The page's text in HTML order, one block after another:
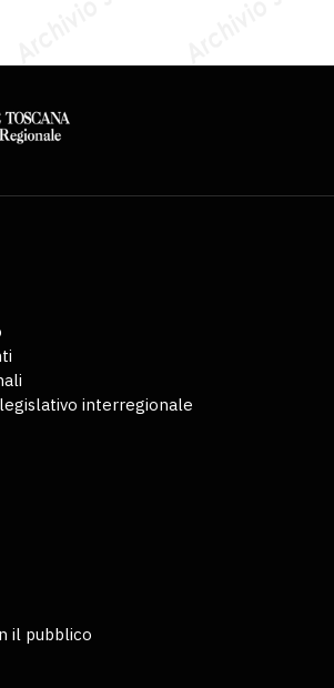
interregionale
il pubblico